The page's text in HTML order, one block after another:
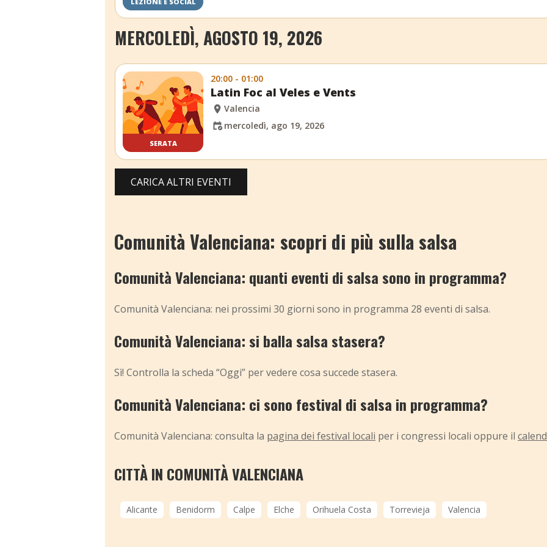
MERCOLEDÌ, AGOSTO 19, 2026
SERATA
20:00 - 01:00
Latin Foc al Veles e Vents
Valencia
mercoledì, ago 19, 2026
CARICA ALTRI EVENTI
Comunità Valenciana: scopri di più sulla salsa
Comunità Valenciana: quanti eventi di salsa sono in programma?
Comunità Valenciana: nei prossimi 30 giorni sono in programma 28 eventi di salsa.
Comunità Valenciana: si balla salsa stasera?
Sì! Controlla la scheda “Oggi” per vedere cosa succede stasera.
Comunità Valenciana: ci sono festival di salsa in programma?
Comunità Valenciana: consulta la pagina dei festival locali per i congressi locali oppure il
CITTÀ IN COMUNITÀ VALENCIANA
Alicante Benidorm Calpe Elche Orihuela Costa Torrevieja Valencia